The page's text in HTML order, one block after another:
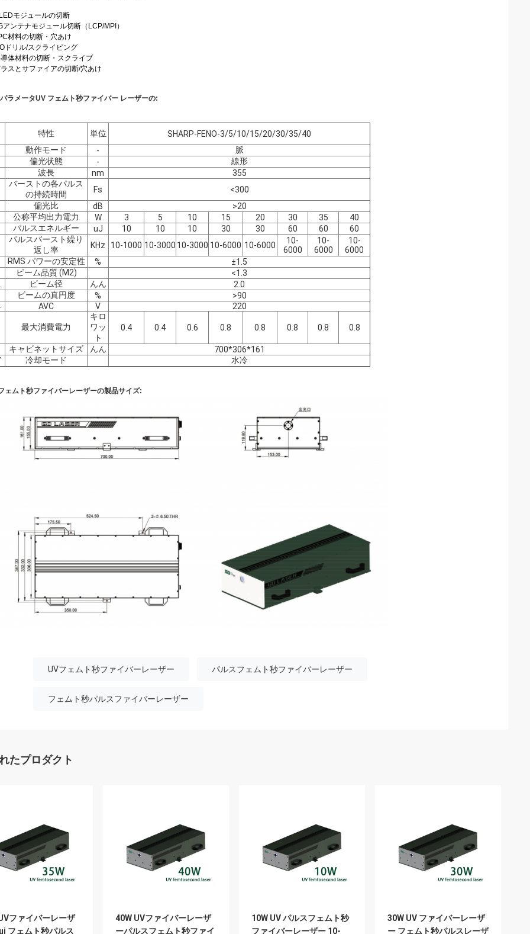
モジュールの切断
アンテナモジュール切断（LCP/MPI）
材料の切断・穴あけ
ドリル/スクライビング
体材料の切断・スクライブ
スとサファイアの切断/穴あけ
ラメータUV フェムト秒ファイバー レーザーの:
特性 単位
SHARP-FENO-3/5/10/15/20/30/35/40
動作モード
-
脈
偏光状態
-
線形
波長
nm
355
バーストの各パルス
の持続時間
Fs
<300
偏光比
dB
>20
公称平均出力電力
W 3 5 10 15 20 30 35
40
パルスエネルギー
uJ 10 10 10 30 30 60 60
60
パルスバースト繰り
返し率
KHz 10-1000 10-3000 10-3000 10-6000 10-6000
10-
6000
10-
6000
10-
6000
RMS パワーの安定性 %
±1.5
ビーム品質 (M2)
<1.3
ビーム径 んん
2.0
ビームの真円度 %
>90
AVC Ⅴ 220
最大消費電力
キロ
ワッ
ト
0.4 0.4 0.6 0.8 0.8 0.8 0.8 0.8
キャビネットサイズ んん
700*306*161
冷却モード 水冷
ェムト秒ファイバーレーザーの製品サイズ:
UVフェムト秒ファイバーレーザー パルスフェムト秒ファイバーレーザー
フェムト秒パルスファイバーレーザー
たプロダクト
ファイバーレーザ
フェムト秒パルス
40W UVファイバーレーザ
ーパルスフェムト秒ファイ
10W UV パルスフェムト秒
ファイバーレーザー 10-
30W UV ファイバーレーザ
ー フェムト秒パルスレーザ